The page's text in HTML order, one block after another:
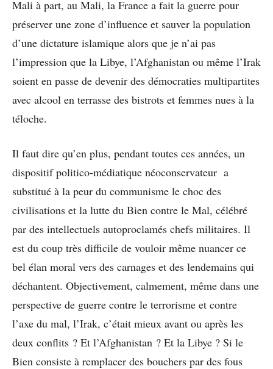
Mali à part, au Mali, la France a fait la guerre pour
préserver une zone d’influence et sauver la population
d’une dictature islamique alors que je n’ai pas
l’impression que la Libye, l’Afghanistan ou même l’Irak
soient en passe de devenir des démocraties multipartites
avec alcool en terrasse des bistrots et femmes nues à la
téloche.
Il faut dire qu’en plus, pendant toutes ces années, un
dispositif politico-médiatique néoconservateur a
substitué à la peur du communisme le choc des
civilisations et la lutte du Bien contre le Mal, célébré
par des intellectuels autoproclamés chefs militaires. Il
est du coup très difficile de vouloir même nuancer ce
bel élan moral vers des carnages et des lendemains qui
déchantent. Objectivement, calmement, même dans une
perspective de guerre contre le terrorisme et contre
l’axe du mal, l’Irak, c’était mieux avant ou après les
deux conflits ? Et l’Afghanistan ? Et la Libye ? Si le
Bien consiste à remplacer des bouchers par des fous